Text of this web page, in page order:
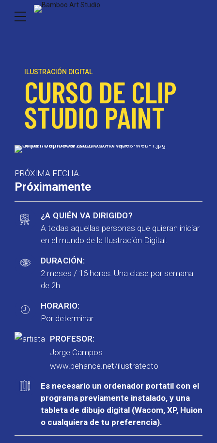
ILUSTRACIÓN DIGITAL
CURSO DE CLIP
STUDIO PAINT
PRÓXIMA FECHA:
Próximamente
¿A QUIÉN VA DIRIGIDO?
A todas aquellas personas que quieran iniciar
en el mundo de la Ilustración Digital.
DURACIÓN:
2 meses / 16 horas. Una clase por semana
de 2h.
HORARIO:
Por determinar
PROFESOR:
Jorge Campos
www.behance.net/ilustratecto
Es necesario un ordenador portatil con el
programa previamente instalado, y una
tableta de dibujo digital (Wacom, XP, Huion
o cualquiera de tu preferencia).